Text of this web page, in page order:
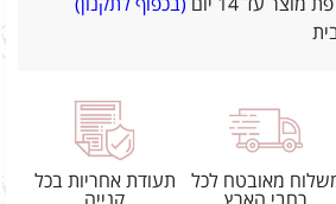
מאובטח לכל
תעודת אחריות בכל